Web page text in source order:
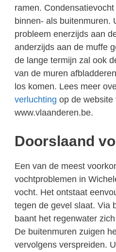
ramen.
binnen- als buitenmuren.
probleem enerzijds aan
anderzijds aan de muffe
de lange termijn zal ook
van de muren
los komen. Lees meer
verluchting op de website
www.vlaanderen.be.
Doorslaand
Een van de meest
vochtproblemen in
vocht. Het ontstaat
tegen de gevel slaat. Via
baant het regenwater
De buitenmuren zuigen
vervolgens verspreiden.